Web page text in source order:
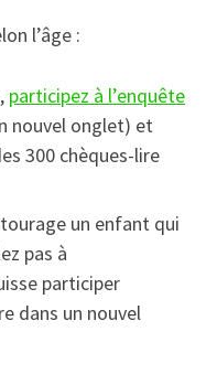
l’âge :
participez à l’enquête
nouvel onglet) et
300 chèques-lire
un enfant qui
pas à
participer
dans un nouvel